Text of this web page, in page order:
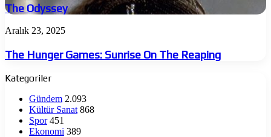
The Odyssey
The
Games:
Sunrise
On
The
Reaping
Aralık 23, 2025
The Hunger Games: Sunrise On The Reaping
Kategoriler
Gündem 2.093
Kültür Sanat 868
Spor 451
Ekonomi 389